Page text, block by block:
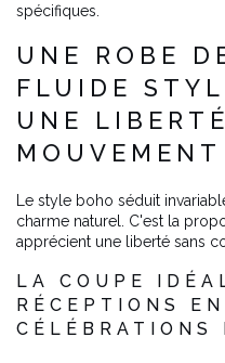
spécifiques.
UNE ROBE
FLUIDE
UNE
Le style boho séduit
charme naturel. C'est la
apprécient une liberté sans
LA COUPE
RÉCEPTIONS
CÉLÉBRATIONS